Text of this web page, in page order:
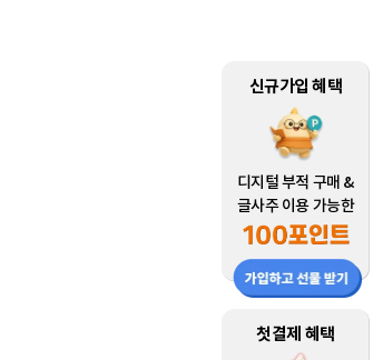
신규가입 혜택
디지털 부적 구매 &
글사주 이용 가능한
첫결제 혜택